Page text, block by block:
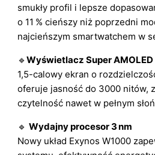
smukły profil i lepsze
o 11 % cieńszy niż poprzedni
najcieńszym smartwatchem w
🔹Wyświetlacz Super
1,5-calowy ekran o
oferuje jasność do 3000 nitów,
czytelność nawet w pełnym
🔹 Wydajny procesor 3 nm
Nowy układ Exynos W1000